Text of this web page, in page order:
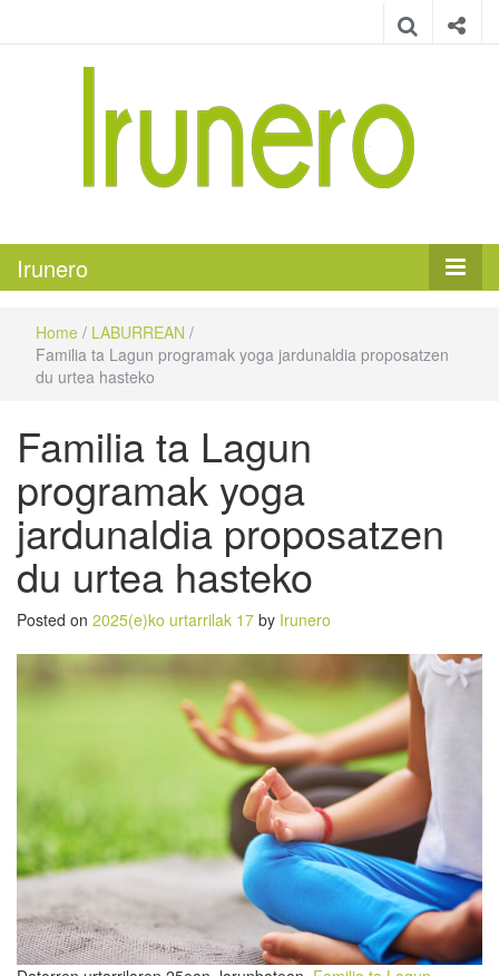
Irunero
Home / LABURREAN /
Familia ta Lagun programak yoga jardunaldia proposatzen
du urtea hasteko
Familia ta Lagun
programak yoga
jardunaldia proposatzen
du urtea hasteko
Posted on 2025(e)ko urtarrilak 17 by Irunero